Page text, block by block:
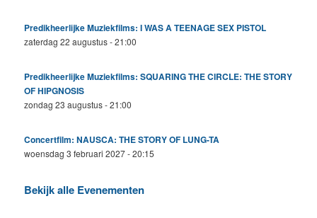
Predikheerlijke Muziekfilms: I WAS A TEENAGE SEX PISTOL
zaterdag 22 augustus - 21:00
Predikheerlijke Muziekfilms: SQUARING THE CIRCLE: THE STORY
OF HIPGNOSIS
zondag 23 augustus - 21:00
Concertfilm: NAUSCA: THE STORY OF LUNG-TA
woensdag 3 februari 2027 - 20:15
Bekijk alle Evenementen